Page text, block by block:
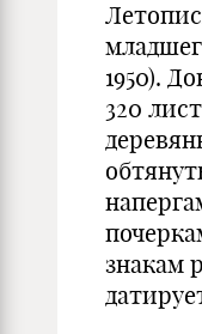
1950).
320
знакам